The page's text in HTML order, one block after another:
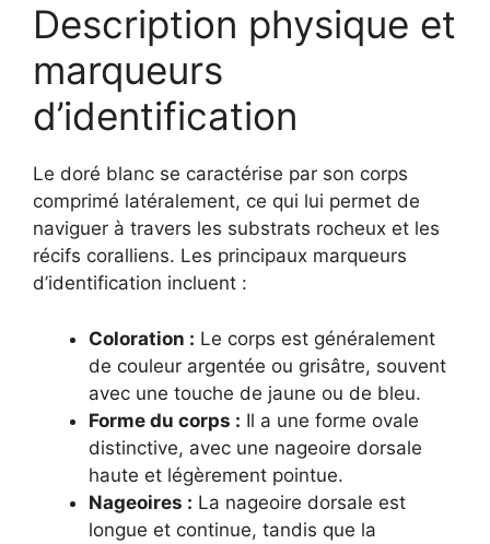
Description physique et
marqueurs
d’identification
Le doré blanc se caractérise par son corps
comprimé latéralement, ce qui lui permet de
naviguer à travers les substrats rocheux et les
récifs coralliens. Les principaux marqueurs
d’identification incluent :
Coloration : Le corps est généralement
de couleur argentée ou grisâtre, souvent
avec une touche de jaune ou de bleu.
Forme du corps : Il a une forme ovale
distinctive, avec une nageoire dorsale
haute et légèrement pointue.
Nageoires : La nageoire dorsale est
longue et continue, tandis que la